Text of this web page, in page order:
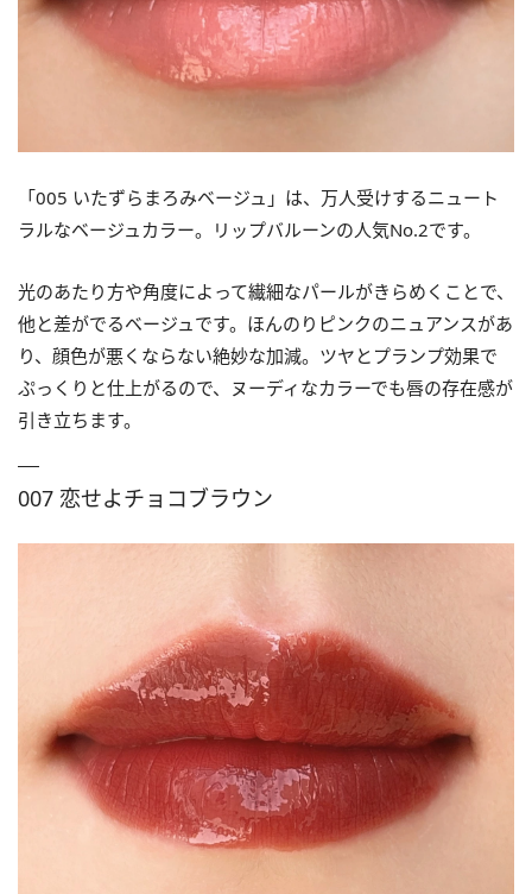
「005 いたずらまろみベージュ」は、万人受けするニュート
ラルなベージュカラー。リップバルーンの人気No.2です。
光のあたり方や角度によって繊細なパールがきらめくことで、
他と差がでるベージュです。ほんのりピンクのニュアンスがあ
り、顔色が悪くならない絶妙な加減。ツヤとプランプ効果で
ぷっくりと仕上がるので、ヌーディなカラーでも唇の存在感が
引き立ちます。
007 恋せよチョコブラウン